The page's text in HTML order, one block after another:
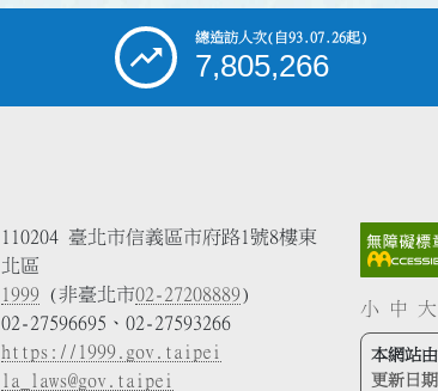
總造訪人次(自93.07.26起)
7,805,266
110204 臺北市信義區市府路1號8樓東
北區
1999 (非臺北市02-27208889)
02-27596695、02-27593266
https://1999.gov.taipei
la_laws@gov.taipei
小 中 大
本網站
更新日期